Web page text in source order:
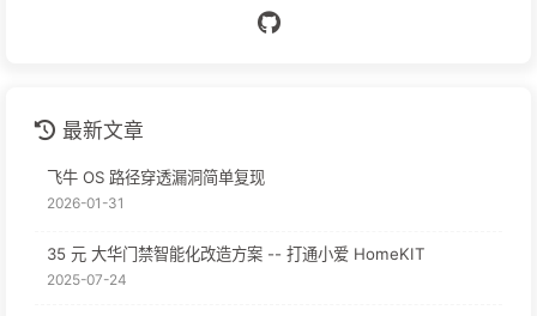
最新文章
飞牛 OS 路径穿透漏洞简单复现
2026-01-31
35 元 大华门禁智能化改造方案 -- 打通小爱 HomeKIT
2025-07-24